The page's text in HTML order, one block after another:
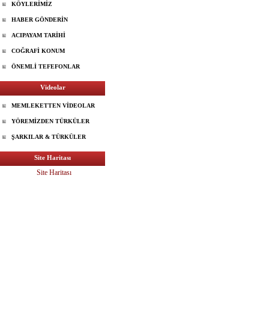
KÖYLERİMİZ
HABER GÖNDERİN
ACIPAYAM TARİHİ
COĞRAFİ KONUM
ÖNEMLİ TEFEFONLAR
Videolar
MEMLEKETTEN VİDEOLAR
YÖREMİZDEN TÜRKÜLER
ŞARKILAR & TÜRKÜLER
Site Haritası
Site Haritası